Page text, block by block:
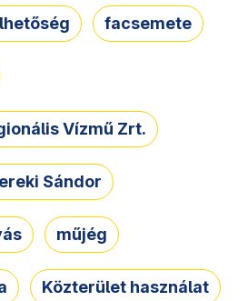
facsemete
Vízmű Zrt.
Sándor
műjég
Közterület használat